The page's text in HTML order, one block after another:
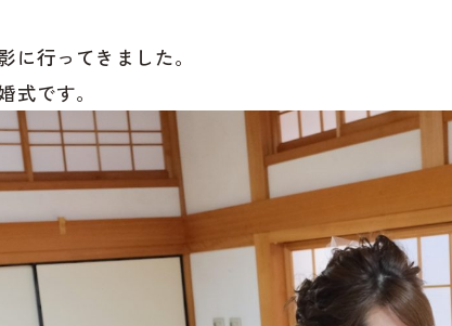
に行ってきました。
です。